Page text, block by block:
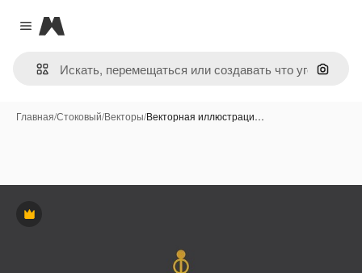
Close menu
Magnific
Поиск
Главная/Стоковый/Векторы/Векторная иллюстраци…
Премиум